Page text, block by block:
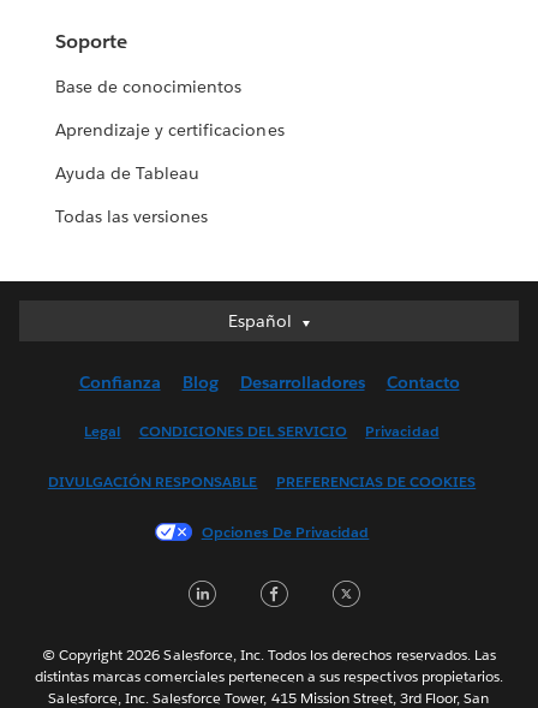
Soporte
Base de conocimientos
Aprendizaje y certificaciones
Ayuda de Tableau
Todas las versiones
Español
Español
English (UK)
Français (France)
한국어
Português
Svenska
Confianza Blog Desarrolladores Contacto
Legal CONDICIONES DEL SERVICIO Privacidad
DIVULGACIÓN RESPONSABLE PREFERENCIAS DE COOKIES
Opciones De Privacidad
LinkedInFacebook
© Copyright 2026 Salesforce, Inc. Todos los derechos reservados. Las
distintas marcas comerciales pertenecen a sus respectivos propietarios.
Salesforce, Inc. Salesforce Tower, 415 Mission Street, 3rd Floor, San